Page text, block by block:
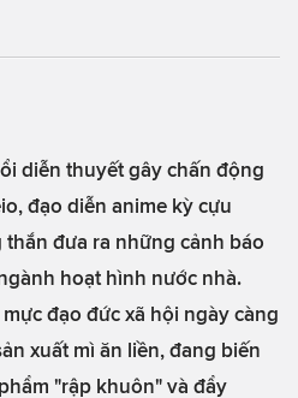
diễn thuyết gây chấn động
đạo diễn anime kỳ cựu
đưa ra những cảnh báo
hoạt hình nước nhà.
đạo đức xã hội ngày càng
xuất mì ăn liền, đang biến
"rập khuôn" và đẩy